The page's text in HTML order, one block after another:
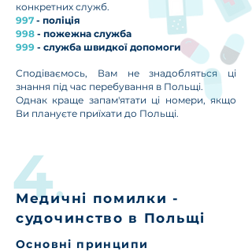
конкретних служб.
997 - поліція
998 - пожежна служба
999 - служба швидкої допомоги
Сподіваємось, Вам не знадобляться ці
знання під час перебування в Польщі.
Однак краще запам'ятати ці номери, якщо
Ви плануєте приїхати до Польщі.
Медичні помилки -
судочинство в Польщі
Основні принципи